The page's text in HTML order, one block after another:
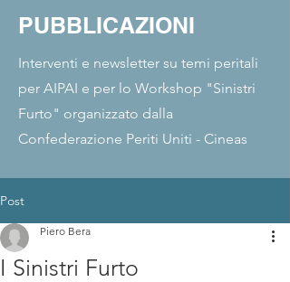
PUBBLICAZIONI
Interventi e newsletter su temi peritali
per AIPAI e per lo Workshop "Sinistri
Furto" organizzato dalla
Confederazione Periti Uniti - Cineas
Post
I Sinistri Furto
Piero Bera